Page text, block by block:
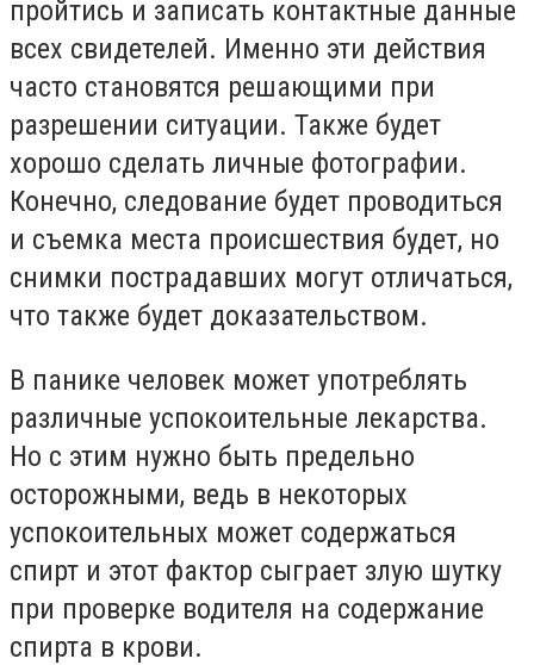
пройтись и записать контактные данные
всех свидетелей. Именно эти действия
часто становятся решающими при
разрешении ситуации. Также будет
хорошо сделать личные фотографии.
Конечно, следование будет проводиться
и съемка места происшествия будет, но
снимки пострадавших могут отличаться,
что также будет доказательством.
В панике человек может употреблять
различные успокоительные лекарства.
Но с этим нужно быть предельно
осторожными, ведь в некоторых
успокоительных может содержаться
спирт и этот фактор сыграет злую шутку
при проверке водителя на содержание
спирта в крови.